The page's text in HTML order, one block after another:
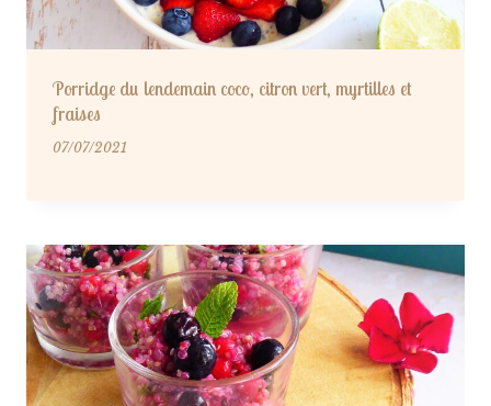
Porridge du lendemain coco, citron vert, myrtilles et
fraises
07/07/2021